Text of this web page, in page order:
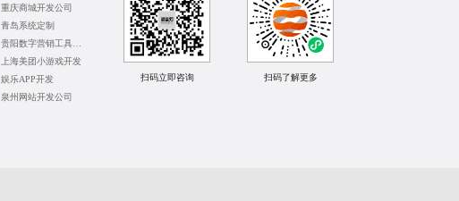
重庆商城开发公司
青岛系统定制
贵阳数字营销工具开发
上海美团小游戏开发
娱乐APP开发
泉州网站开发公司
扫码立即咨询 扫码了解更多